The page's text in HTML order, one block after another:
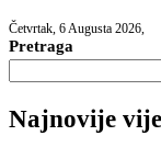
Četvrtak, 6 Augusta 2026,
Pretraga
Najnovije